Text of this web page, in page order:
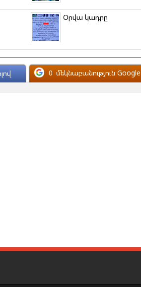
Օրվա կադրը
0 մեկնաբանություն